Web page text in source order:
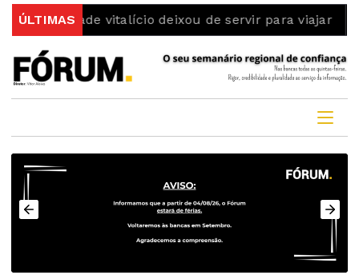
ÚLTIMASvitalício deixou de servir para viajar Dois